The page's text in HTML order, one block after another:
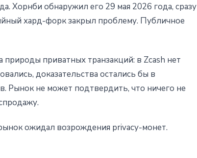
Хорнби обнаружил его 29 мая 2026 года, сразу
хард-форк закрыл проблему. Публичное
природы приватных транзакций: в Zcash нет
доказательства остались бы в
Рынок не может подтвердить, что ничего не
ожидал возрождения privacy-монет.